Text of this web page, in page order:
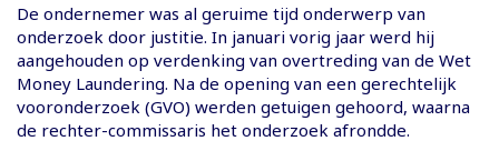
De ondernemer was al geruime tijd onderwerp van
onderzoek door justitie. In januari vorig jaar werd hij
aangehouden op verdenking van overtreding van de Wet
Money Laundering. Na de opening van een gerechtelijk
vooronderzoek (GVO) werden getuigen gehoord, waarna
de rechter-commissaris het onderzoek afrondde.